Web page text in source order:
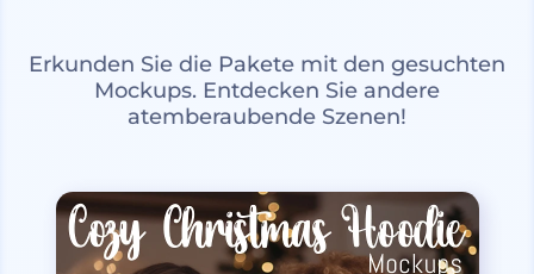
Erkunden Sie die Pakete mit den gesuchten
Mockups. Entdecken Sie andere
atemberaubende Szenen!